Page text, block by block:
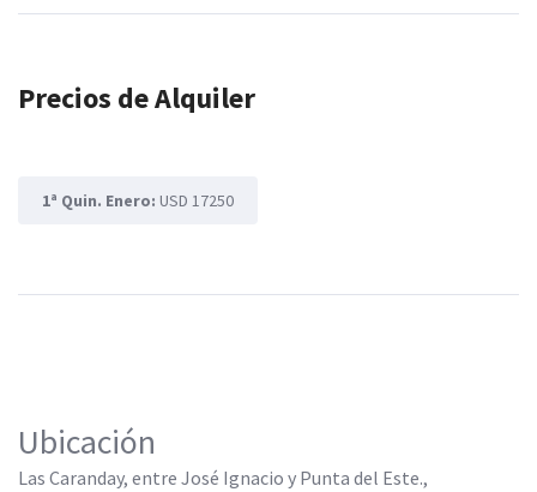
Precios de Alquiler
1ª Quin. Enero: USD 17250
Ubicación
Las Caranday, entre José Ignacio y Punta del Este.,